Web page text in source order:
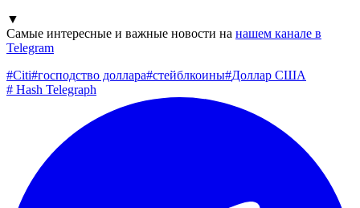
▼
Самые интересные и важные новости на нашем канале в
Telegram
#Citi#господство доллара#стейблкоины#Доллар США
# Hash Telegraph